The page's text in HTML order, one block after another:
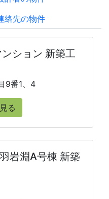
絡先の物件
ション 新築工
9番1、4
る
岩淵A号棟 新築